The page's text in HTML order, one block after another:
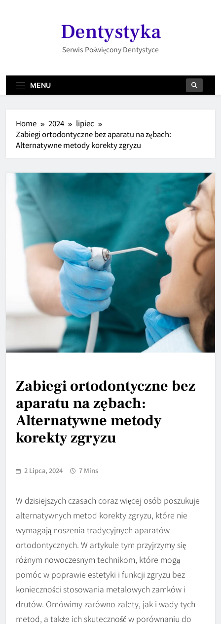
Dentystyka
Serwis Poświęcony Dentystyce
MENU
Home 2024
lipiec
Zabiegi ortodontyczne bez aparatu na zębach:
Alternatywne metody korekty zgryzu
Zabiegi ortodontyczne bez
aparatu na zębach:
Alternatywne metody
korekty zgryzu
2 Lipca, 2024 7 Mins
W dzisiejszych czasach coraz więcej osób poszukuje
alternatywnych metod korekty zgryzu, które nie
wymagają noszenia tradycyjnych aparatów
ortodontycznych. W artykule tym przyjrzymy się
różnym nowoczesnym technikom, które mogą
pomóc w poprawie estetyki i funkcji zgryzu bez
konieczności stosowania metalowych zamków i
drutów. Omówimy zarówno zalety, jak i wady tych
metod, a także ich skuteczność w porównaniu do